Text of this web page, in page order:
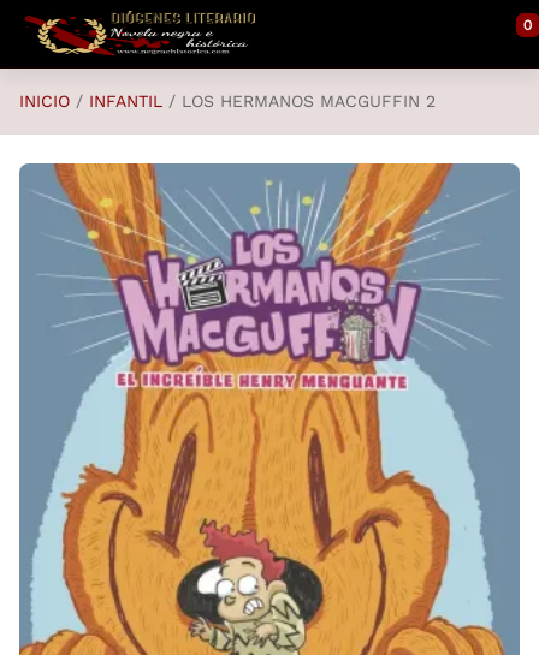
Saltar al contenido principal
0
INICIO INFANTIL LOS HERMANOS MACGUFFIN 2